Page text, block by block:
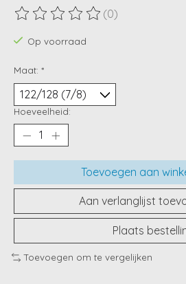
De beoordeling van dit product is
(0)
Op voorraad
Maat: *
Hoeveelheid:
Toevoegen aan
Aan verlanglijst
Plaats
Toevoegen om te vergelijken